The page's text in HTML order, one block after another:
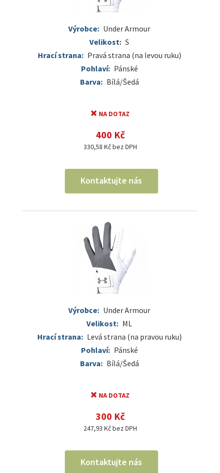
Výrobce: Under Armour
Velikost: S
Hrací strana: Pravá strana (na levou ruku)
Pohlaví: Pánské
Barva: Bílá/Šedá
NA DOTAZ
400 Kč
330,58 Kč bez DPH
Kontaktujte nás
Výrobce: Under Armour
Velikost: ML
Hrací strana: Levá strana (na pravou ruku)
Pohlaví: Pánské
Barva: Bílá/Šedá
NA DOTAZ
300 Kč
247,93 Kč bez DPH
Kontaktujte nás